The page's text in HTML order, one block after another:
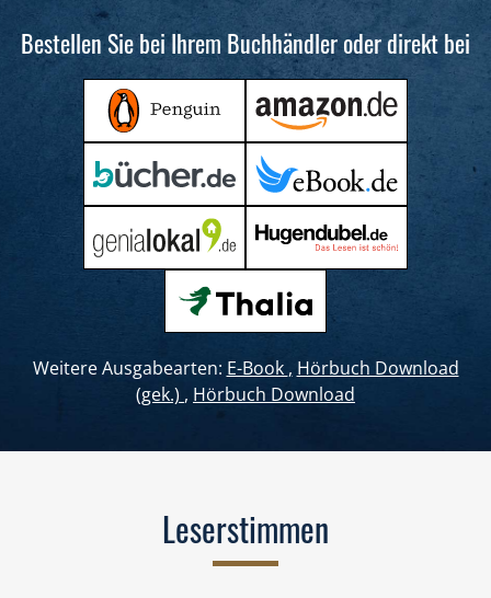
Bestellen Sie bei Ihrem Buchhändler oder direkt bei
Weitere Ausgabearten: E-Book , Hörbuch Download
(gek.) , Hörbuch Download
Leserstimmen